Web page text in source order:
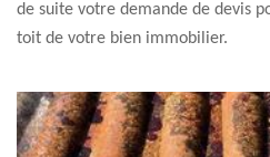
de suite votre demande de devis
toit de votre bien immobilier.